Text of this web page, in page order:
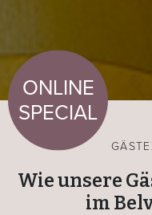
ONLINE
SPECIAL
Wie unsere
im